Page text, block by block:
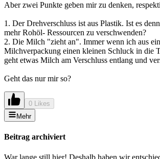
Aber zwei Punkte geben mir zu denken,
1. Der Drehverschluss ist aus Plastik. Ist es
mehr Rohöl- Ressourcen zu verschwenden?
2. Die Milch "zieht an". Immer wenn ich aus
Milchverpackung einen kleinen Schluck in die
geht etwas Milch am Verschluss entlang und
Geht das nur mir so?
0 Likes
Mehr
Beitrag archiviert
War lange still hier! Deshalb haben wir